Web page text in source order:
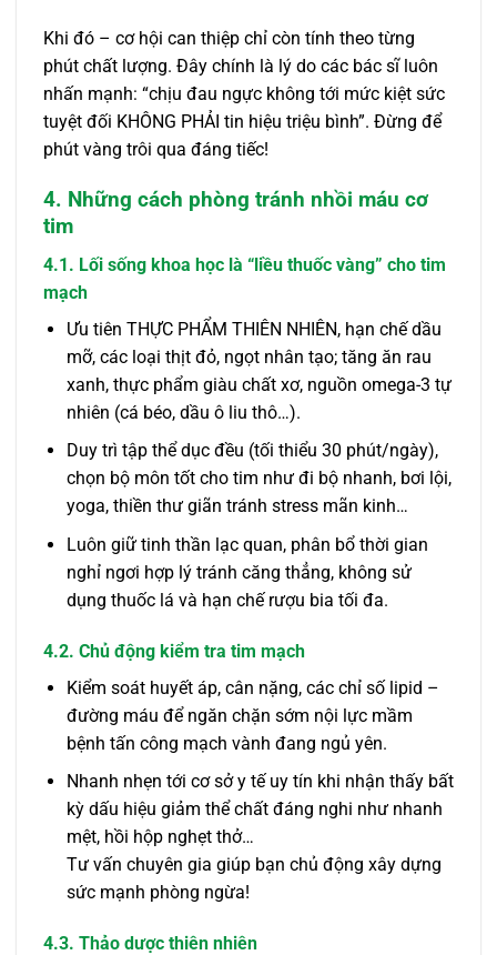
Khi đó – cơ hội can thiệp chỉ còn tính theo từng
phút chất lượng. Đây chính là lý do các bác sĩ luôn
nhấn mạnh: “chịu đau ngực không tới mức kiệt sức
tuyệt đối KHÔNG PHẢI tin hiệu triệu bình”. Đừng để
phút vàng trôi qua đáng tiếc!
4. Những cách phòng tránh nhồi máu cơ
tim
4.1. Lối sống khoa học là “liều thuốc vàng” cho tim
mạch
Ưu tiên THỰC PHẨM THIÊN NHIÊN, hạn chế dầu
mỡ, các loại thịt đỏ, ngọt nhân tạo; tăng ăn rau
xanh, thực phẩm giàu chất xơ, nguồn omega-3 tự
nhiên (cá béo, dầu ô liu thô…).
Duy trì tập thể dục đều (tối thiểu 30 phút/ngày),
chọn bộ môn tốt cho tim như đi bộ nhanh, bơi lội,
yoga, thiền thư giãn tránh stress mãn kinh…
Luôn giữ tinh thần lạc quan, phân bổ thời gian
nghỉ ngơi hợp lý tránh căng thẳng, không sử
dụng thuốc lá và hạn chế rượu bia tối đa.
4.2. Chủ động kiểm tra tim mạch
Kiểm soát huyết áp, cân nặng, các chỉ số lipid –
đường máu để ngăn chặn sớm nội lực mầm
bệnh tấn công mạch vành đang ngủ yên.
Nhanh nhẹn tới cơ sở y tế uy tín khi nhận thấy bất
kỳ dấu hiệu giảm thể chất đáng nghi như nhanh
mệt, hồi hộp nghẹt thở…
Tư vấn chuyên gia giúp bạn chủ động xây dựng
sức mạnh phòng ngừa!
4.3. Thảo dược thiên nhiên